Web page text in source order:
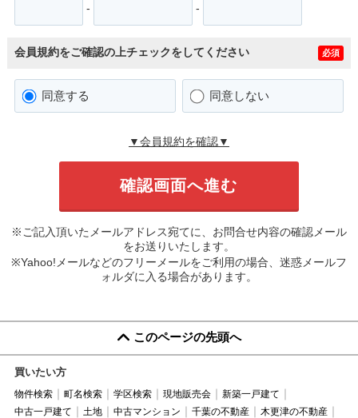
- -
会員規約をご確認の上チェックをしてください 必須
同意する 同意しない
▼会員規約を確認▼
※ご記入頂いたメールアドレス宛てに、お問合せ内容の確認メール
をお送りいたします。
※Yahoo!メールなどのフリーメールをご利用の場合、迷惑メールフ
ォルダに入る場合があります。
このページの先頭へ
買いたい方
物件検索 町名検索 学区検索 現地販売会
新築一戸建て
中古一戸建て
土地 中古マンション 千葉の不動産
木更津の不動産